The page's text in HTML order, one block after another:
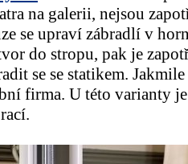
na galerii, nejsou
se upraví zábradlí v
do stropu, pak je
se se statikem.
firma. U této varianty